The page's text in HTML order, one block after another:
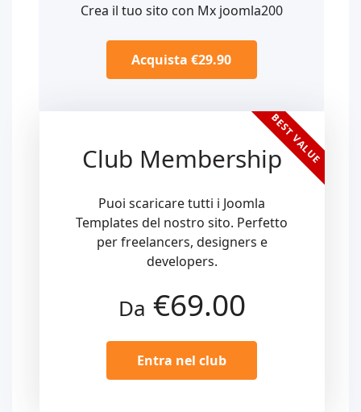
Crea il tuo sito con Mx joomla200
Acquista €29.90
Club MembershipBEST VALUE
Puoi scaricare tutti i Joomla
Templates del nostro sito. Perfetto
per freelancers, designers e
developers.
Da €69.00
Entra nel club